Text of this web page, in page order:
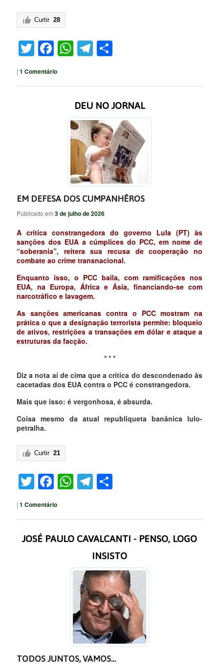
Curtir 28
Twitter
Facebook
WhatsApp
Telegram
|1 Comentário
DEU NO JORNAL
EM DEFESA DOS CUMPANHÊROS
Publicado em3 de julho de 2026
A crítica constrangedora do governo Lula (PT) às
sanções dos EUA a cúmplices do PCC, em nome de
“soberania”, reitera sua recusa de cooperação no
combate ao crime transnacional.
Enquanto isso, o PCC baila, com ramificações nos
EUA, na Europa, África e Ásia, financiando-se com
narcotráfico e lavagem.
As sanções americanas contra o PCC mostram na
prática o que a designação terrorista permite: bloqueio
de ativos, restrições a transações em dólar e ataque a
estruturas da facção.
* * *
Diz a nota aí de cima que a crítica do descondenado às
cacetadas dos EUA contra o PCC é constrangedora.
Mais que isso: é vergonhosa, é absurda.
Coisa mesmo da atual republiqueta banânica lulo-
petralha.
Curtir 21
Twitter
Facebook
WhatsApp
Telegram
|1 Comentário
JOSÉ PAULO CAVALCANTI - PENSO, LOGO
INSISTO
TODOS JUNTOS, VAMOS…